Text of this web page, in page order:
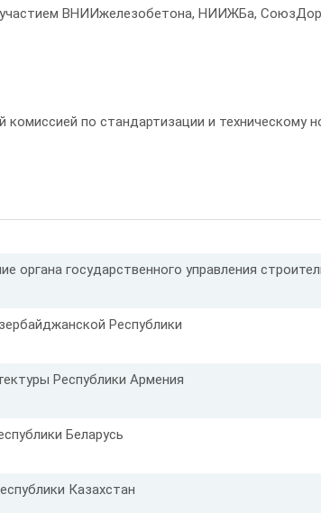
ВНИИжелезобетона, НИИЖБа,
по стандартизации и техническому
органа государственного управления
Республики
Республики Армения
Беларусь
Казахстан